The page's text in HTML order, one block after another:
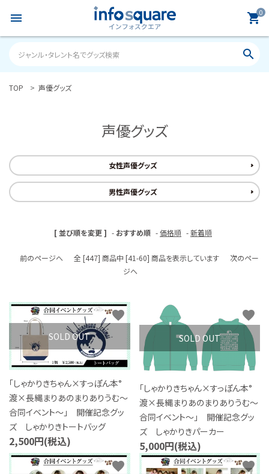
menu 0
shopping_cart
search
meeting_room ログイン person 新規会員登録
声優写真集・フォトブック
声優グッズ
グラビア
アイドル・タレント
ヒーロー文庫
ロト・ナンバーズ書籍・グッズ
TOP 声優グッズ
声優グッズ
女性声優グッズ
男性声優グッズ
[ 並び順を変更 ] - おすすめ順 -価格順 -新着順
前のページへ 全 [447] 商品中 [41-60] 商品を表示しています
次のペー
ジへ
SOLD OUT
「しゃかりきちゃん×すっぽん本°
渡×長縄まりあのまりありうむ～
合同イベント～」 開催記念グッ
ズ しゃかりきトートバッグ
2,500円(税込)
favorite
SOLD OUT
「しゃかりきちゃん×すっぽん本°
渡×長縄まりあのまりありうむ～
合同イベント～」 開催記念グッ
ズ しゃかりきパーカー
5,000円(税込)
favorite
favorite favorite